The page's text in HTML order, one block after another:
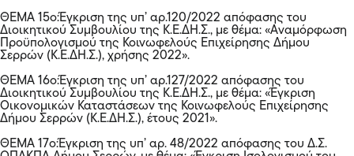
ΘΕΜΑ 15ο:Έγκριση της υπ’ αρ.120/2022 απόφασης του
Διοικητικού Συμβουλίου της Κ.Ε.ΔΗ.Σ., με θέμα: «Αναμόρφωση
Προϋπολογισμού της Κοινωφελούς Επιχείρησης Δήμου
Σερρών (Κ.Ε.ΔΗ.Σ.), χρήσης 2022».
ΘΕΜΑ 16ο:Έγκριση της υπ’ αρ.127/2022 απόφασης του
Διοικητικού Συμβουλίου της Κ.Ε.ΔΗ.Σ., με θέμα: «Έγκριση
Οικονομικών Καταστάσεων της Κοινωφελούς Επιχείρησης
Δήμου Σερρών (Κ.Ε.ΔΗ.Σ.), έτους 2021».
ΘΕΜΑ 17ο:Έγκριση της υπ’ αρ. 48/2022 απόφασης του Δ.Σ.